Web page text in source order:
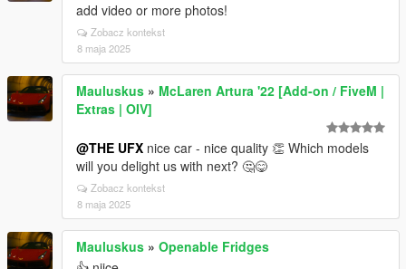
add video or more photos!
Zobacz kontekst
8 maja 2025
Mauluskus » McLaren Artura '22 [Add-on / FiveM |
Extras | OIV]
@THE UFX nice car - nice quality 👏 Which models
will you delight us with next? 🤔😋
Zobacz kontekst
8 maja 2025
Mauluskus » Openable Fridges